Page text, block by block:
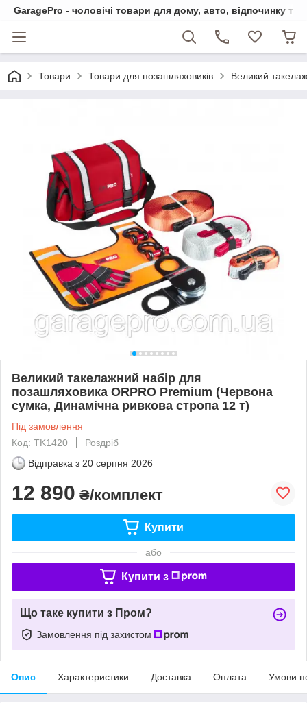
GaragePro - чоловічі товари для дому, авто, відпочинку та
Товари Товари для позашляховиків Великий
Великий такелажний набір для
позашляховика ORPRO Premium (Червона
сумка, Динамічна ривкова стропа 12 т)
Під замовлення
Код: TK1420
Роздріб
Відправка з 20 серпня 2026
12 890 ₴/комплект
Купити
або
Купити з
Що таке купити з Пром?
Замовлення під захистом
Опис Характеристики Доставка Оплата Умови